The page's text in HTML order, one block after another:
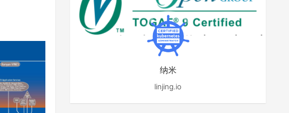
纳米
linjing.io